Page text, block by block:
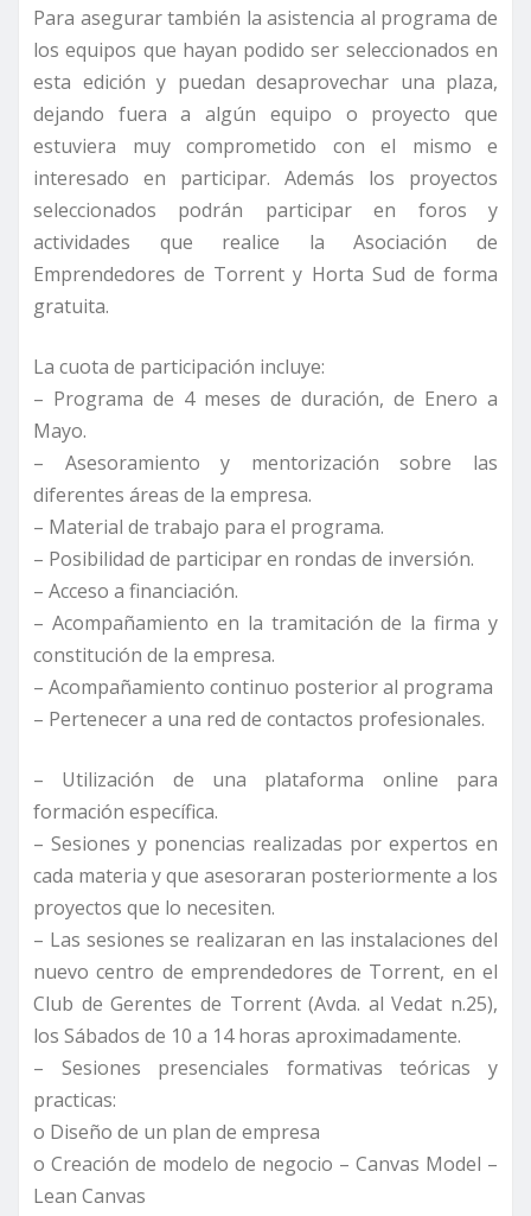
Para asegurar también la asistencia al programa de
los equipos que hayan podido ser seleccionados en
esta edición y puedan desaprovechar una plaza,
dejando fuera a algún equipo o proyecto que
estuviera muy comprometido con el mismo e
interesado en participar. Además los proyectos
seleccionados podrán participar en foros y
actividades que realice la Asociación de
Emprendedores de Torrent y Horta Sud de forma
gratuita.
La cuota de participación incluye:
– Programa de 4 meses de duración, de Enero a
Mayo.
– Asesoramiento y mentorización sobre las
diferentes áreas de la empresa.
– Material de trabajo para el programa.
– Posibilidad de participar en rondas de inversión.
– Acceso a financiación.
– Acompañamiento en la tramitación de la firma y
constitución de la empresa.
– Acompañamiento continuo posterior al programa
– Pertenecer a una red de contactos profesionales.
– Utilización de una plataforma online para
formación específica.
– Sesiones y ponencias realizadas por expertos en
cada materia y que asesoraran posteriormente a los
proyectos que lo necesiten.
– Las sesiones se realizaran en las instalaciones del
nuevo centro de emprendedores de Torrent, en el
Club de Gerentes de Torrent (Avda. al Vedat n.25),
los Sábados de 10 a 14 horas aproximadamente.
– Sesiones presenciales formativas teóricas y
practicas:
o Diseño de un plan de empresa
o Creación de modelo de negocio – Canvas Model –
Lean Canvas